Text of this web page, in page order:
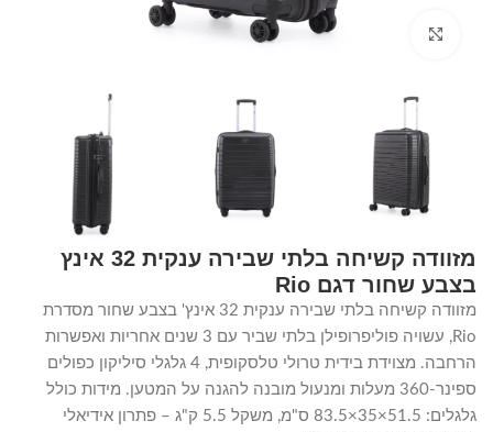
Click to enlarge
מזוודה קשיחה בלתי שבירה ענקית 32 אינץ
בצבע שחור דגם Rio
מזוודה קשיחה בלתי שבירה ענקית 32 אינץ' בצבע שחור מסדרת
Rio, עשויה פוליפרופילן בלתי שביר עם 3 שנים אחריות ואפשרות
הרחבה. מצוידת בידית טרולי טלסקופית, 4 גלגלי סיליקון כפולים
ספינר-360 מעלות ומנעול מובנה להגנה על המטען. מידות כולל
גלגלים: 51.5×35×83.5 ס"מ, משקל 5.5 ק"ג – פתרון אידיאלי